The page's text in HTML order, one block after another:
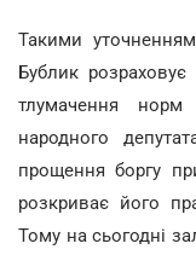
Такими
Бублик
тлумачення
народного
прощення боргу
розкриває його
Тому на сьогодні